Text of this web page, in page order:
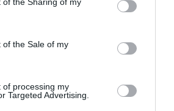
parties.
app uses one or more Google
and store information including but
or usage behaviour. You may click to
to Google and its third-party tags to
of the Sale of my
of processing my
Targeted Advertising.
chelsea buns
biscotti da inzuppo di Giusina Battaglia
e Matteo”: tortino al cioccolato
di yogurt e crumble